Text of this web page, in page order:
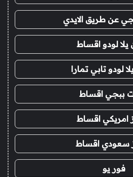
عن طريق الايدي
لودو اقساط
لودو تابي تمارا
ببجي اقساط
امريكي اقساط
سعودي اقساط
فور يو